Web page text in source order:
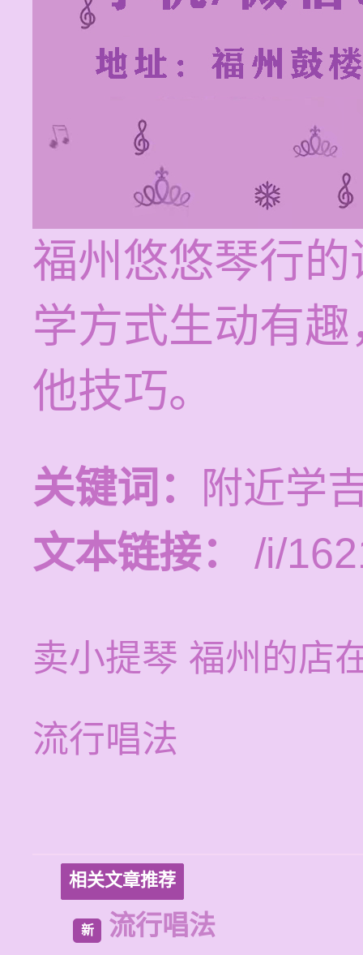
福州悠悠琴行
学方式生动有
他技巧。
关键词：
附近学
文本链接：
/i/
卖小提琴 福州的店
流行唱法
相关文章推荐
新 流行唱法